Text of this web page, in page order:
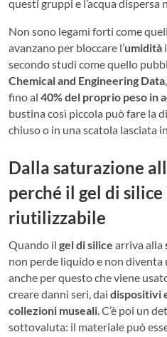
questi gruppi e l’acqua dispersa
Non sono legami forti come
avanzano per bloccare l’umidità
secondo studi come quello
Chemical and Engineering Data
fino al 40% del proprio peso in
bustina così piccola può fare la
chiuso o in una scatola lasciata
Dalla saturazione
perché il gel di silice
riutilizzabile
Quando il gel di silice arriva alla
non perde liquido e non diventa
anche per questo che viene
creare danni seri, dai dispositivi
collezioni museali. C’è poi un
sottovaluta: il materiale può